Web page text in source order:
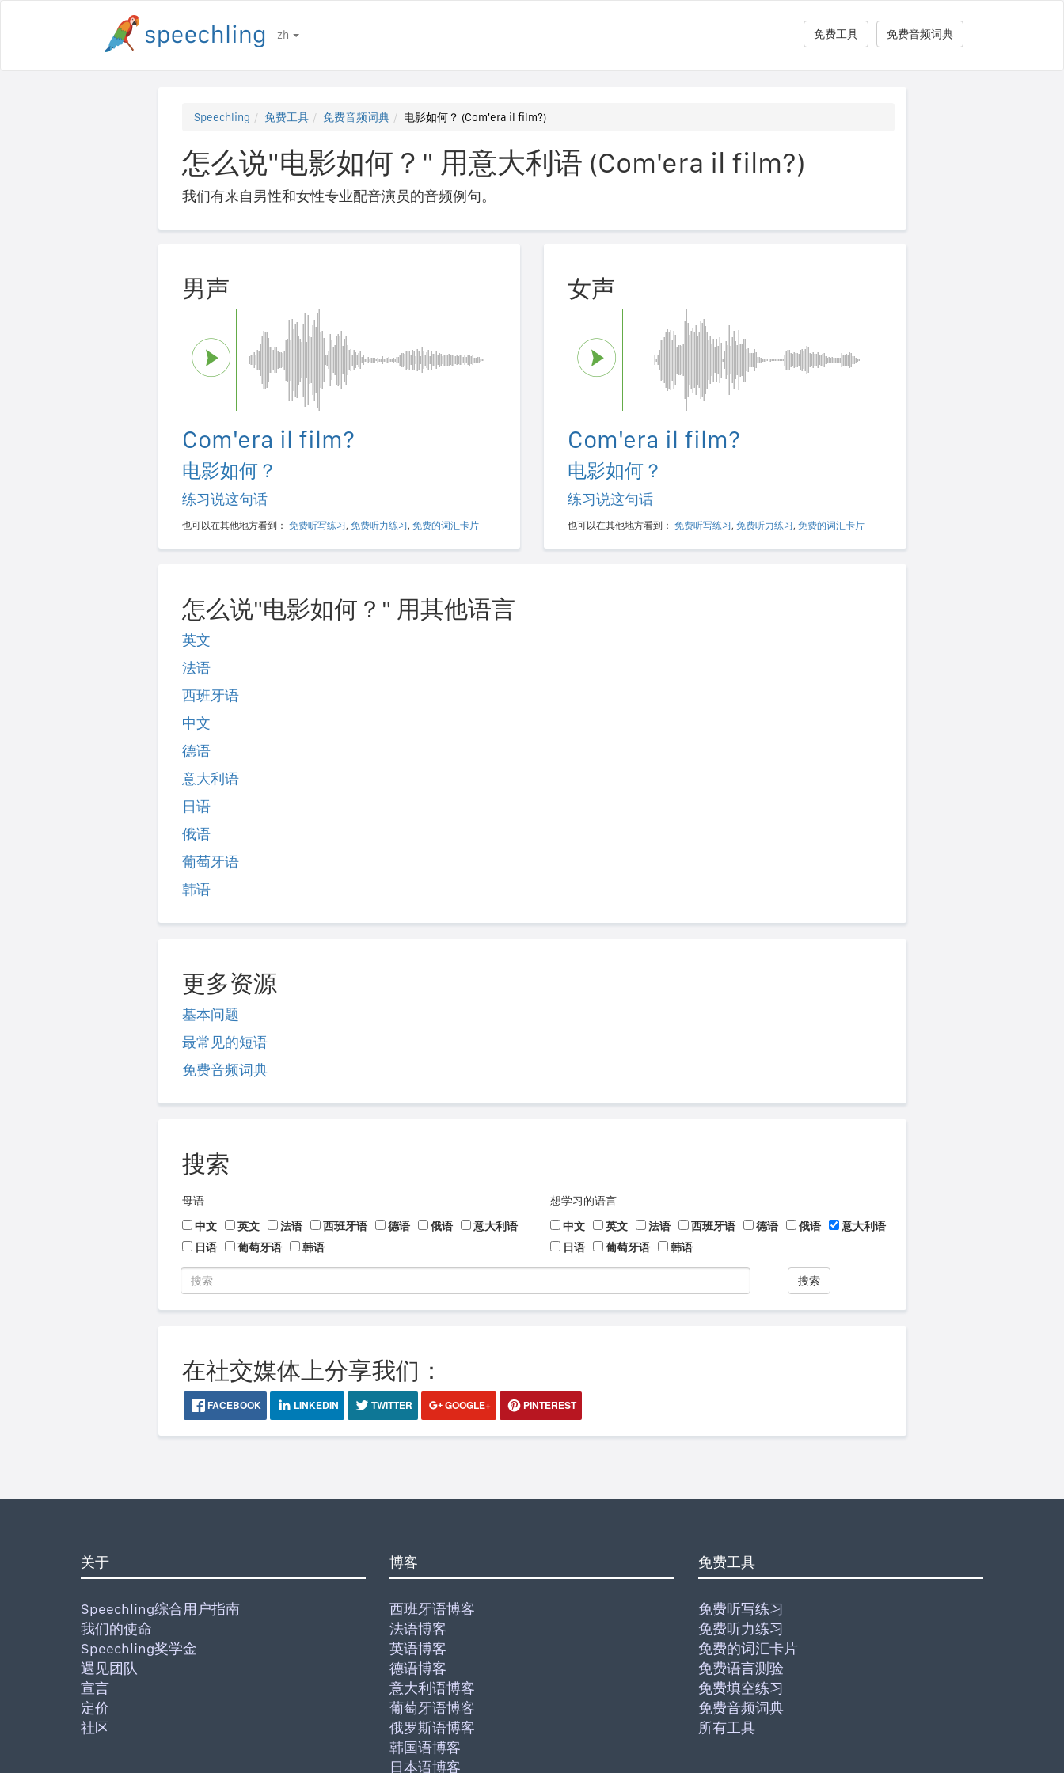
zh 免费音频词典
免费工具
Speechling 免费工具 免费音频词典 电影如何？ (Com'era il film?)
怎么说"电影如何？" 用意大利语 (Com'era il film?)
我们有来自男性和女性专业配音演员的音频例句。
男声
Com'era il film?
电影如何？
练习说这句话
也可以在其他地方看到： 免费听写练习, 免费听力练习, 免费的词汇卡片
女声
Com'era il film?
电影如何？
练习说这句话
也可以在其他地方看到： 免费听写练习, 免费听力练习, 免费的词汇卡片
怎么说"电影如何？" 用其他语言
英文
法语
西班牙语
中文
德语
意大利语
日语
俄语
葡萄牙语
韩语
更多资源
基本问题
最常见的短语
免费音频词典
搜索
母语
中文
英文 法语 西班牙语 德语 俄语
意大利语
日语
葡萄牙语 韩语
想学习的语言
中文
英文 法语 西班牙语 德语 俄语
意大利语
日语
葡萄牙语 韩语
搜索
在社交媒体上分享我们：
FACEBOOK LINKEDIN TWITTER GOOGLE+ PINTEREST
关于
Speechling综合用户指南
我们的使命
Speechling奖学金
遇见团队
宣言
定价
社区
博客
西班牙语博客
法语博客
英语博客
德语博客
意大利语博客
葡萄牙语博客
俄罗斯语博客
韩国语博客
日本语博客
免费工具
免费听写练习
免费听力练习
免费的词汇卡片
免费语言测验
免费填空练习
免费音频词典
所有工具